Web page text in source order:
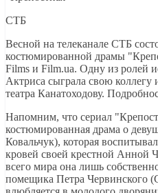
СТБ
Весной на телеканале СТБ
костюмированной драмы
Films и Film.ua. Одну из ролей
Актриса сыграла свою коллегу
театра Канатоходову.
Напомним, что сериал
костюмированная драма о
Ковальчук), которая
кровей своей крестной Анной
всего мира она лишь
помещика Петра Червинского